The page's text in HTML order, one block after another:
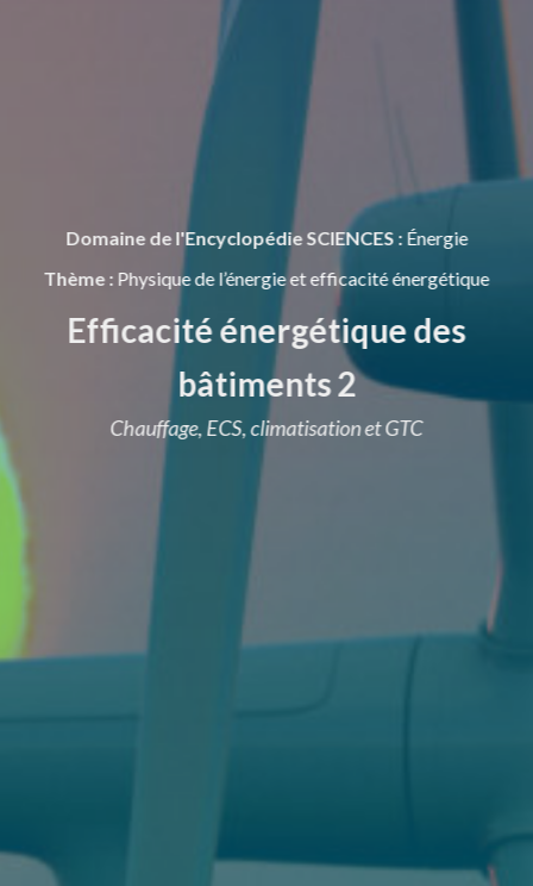
Domaine de l'Encyclopédie SCIENCES : Énergie
Thème : Physique de l’énergie et efficacité énergétique
Efficacité énergétique des
bâtiments 2
Chauffage, ECS, climatisation et GTC